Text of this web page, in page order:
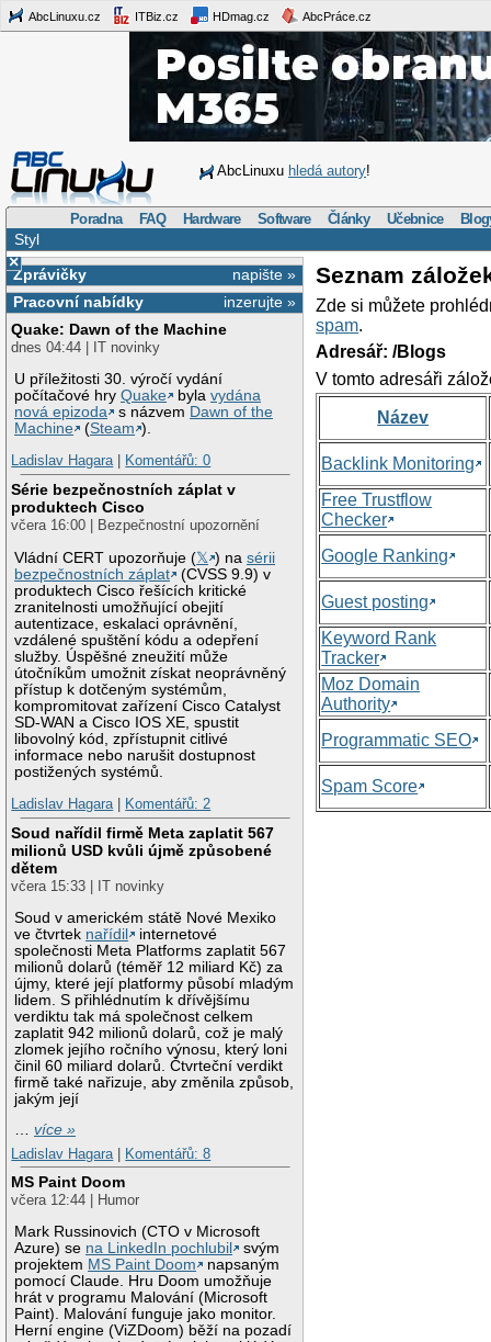
AbcLinuxu.cz ITBiz.cz HDmag.cz AbcPráce.cz
AbcLinuxu hledá autory!
Poradna FAQ Hardware Software Články Učebnice
Styl
×
napište »
Zprávičky
inzerujte »
Pracovní nabídky
Quake: Dawn of the Machine
dnes 04:44 | IT novinky
U příležitosti 30. výročí vydání
počítačové hryQuake bylavydána
nová epizoda
s názvem Dawn of the
Machine
(Steam ).
Ladislav Hagara| Komentářů: 0
Série bezpečnostních záplat v
produktech Cisco
včera 16:00 | Bezpečnostní upozornění
Vládní CERT upozorňuje (𝕏 ) nasérii
bezpečnostních záplat
(CVSS 9.9) v
produktech Cisco řešících kritické
zranitelnosti umožňující obejití
autentizace, eskalaci oprávnění,
vzdálené spuštění kódu a odepření
služby. Úspěšné zneužití může
útočníkům umožnit získat neoprávněný
přístup k dotčeným systémům,
kompromitovat zařízení Cisco Catalyst
SD-WAN a Cisco IOS XE, spustit
libovolný kód, zpřístupnit citlivé
informace nebo narušit dostupnost
postižených systémů.
Ladislav Hagara| Komentářů: 2
Soud nařídil firmě Meta zaplatit 567
milionů USD kvůli újmě způsobené
dětem
včera 15:33 | IT novinky
Soud v americkém státě Nové Mexiko
ve čtvrtek nařídil
internetové
společnosti Meta Platforms zaplatit 567
milionů dolarů (téměř 12 miliard Kč) za
újmy, které její platformy působí mladým
lidem. S přihlédnutím k dřívějšímu
verdiktu tak má společnost celkem
zaplatit 942 milionů dolarů, což je malý
zlomek jejího ročního výnosu, který loni
činil 60 miliard dolarů. Čtvrteční verdikt
firmě také nařizuje, aby změnila způsob,
jakým její
…více »
Ladislav Hagara
Komentářů: 8
MS Paint Doom
včera 12:44 | Humor
Mark Russinovich (CTO v Microsoft
Azure) se na LinkedIn pochlubil
svým
projektem MS Paint Doom
napsaným
pomocí Claude. Hru Doom umožňuje
hrát v programu Malování (Microsoft
Paint). Malování funguje jako monitor.
Herní engine (ViZDoom) běží na pozadí
Seznam
Zde si můžete
spam.
Adresář: /Blogs
V tomto adresáři
Název
Backlink Monitoring
Free Trustflow
Checker
Google Ranking
Guest posting
Keyword Rank
Tracker
Moz Domain
Authority
Programmatic SEO
Spam Score